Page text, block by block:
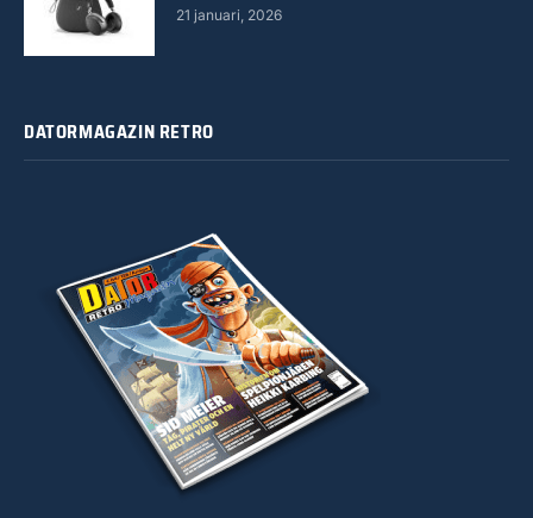
21 januari, 2026
DATORMAGAZIN RETRO